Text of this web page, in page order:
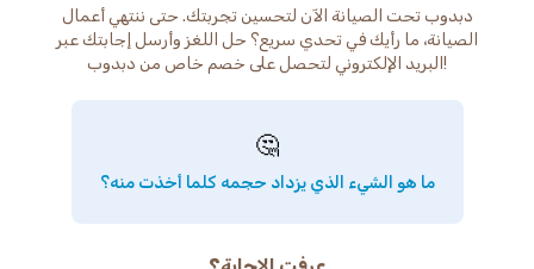
دبدوب تحت الصيانة الآن لتحسين تجربتك. حتى ننتهي أعمال
الصيانة، ما رأيك في تحدي سريع؟ حل اللغز وأرسل إجابتك عبر
البريد الإلكتروني لتحصل على خصم خاص من دبدوب!
🤔
ما هو الشيء الذي يزداد حجمه كلما أخذت منه؟